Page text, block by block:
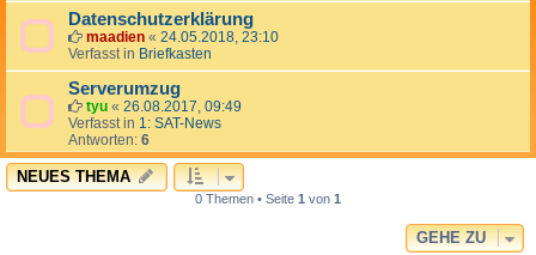
Datenschutzerklärung
maadien « 24.05.2018, 23:10
Verfasst in Briefkasten
Serverumzug
tyu « 26.08.2017, 09:49
Verfasst in 1: SAT-News
Antworten: 6
NEUES THEMA
0 Themen • Seite 1 von 1
GEHE ZU